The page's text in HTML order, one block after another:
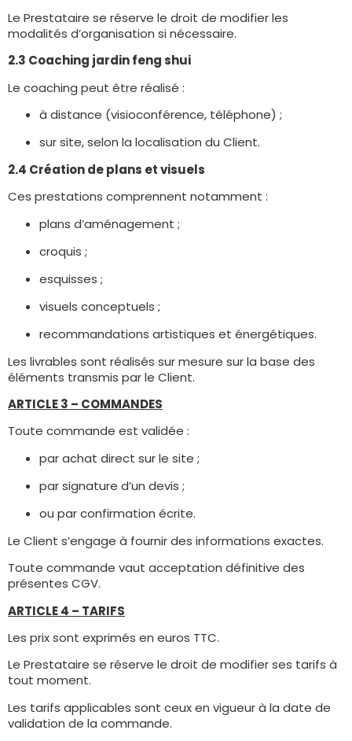
Le Prestataire se réserve le droit de modifier les
modalités d’organisation si nécessaire.
2.3 Coaching jardin feng shui
Le coaching peut être réalisé :
à distance (visioconférence, téléphone) ;
sur site, selon la localisation du Client.
2.4 Création de plans et visuels
Ces prestations comprennent notamment :
plans d’aménagement ;
croquis ;
esquisses ;
visuels conceptuels ;
recommandations artistiques et énergétiques.
Les livrables sont réalisés sur mesure sur la base des
éléments transmis par le Client.
ARTICLE 3 – COMMANDES
Toute commande est validée :
par achat direct sur le site ;
par signature d’un devis ;
ou par confirmation écrite.
Le Client s’engage à fournir des informations exactes.
Toute commande vaut acceptation définitive des
présentes CGV.
ARTICLE 4 – TARIFS
Les prix sont exprimés en euros TTC.
Le Prestataire se réserve le droit de modifier ses tarifs à
tout moment.
Les tarifs applicables sont ceux en vigueur à la date de
validation de la commande.